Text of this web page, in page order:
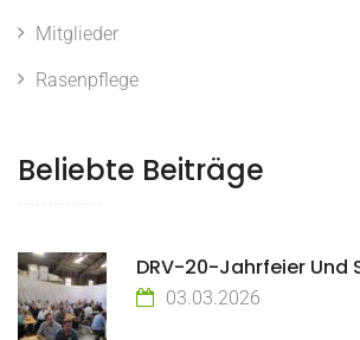
Mitglieder
Rasenpflege
Beliebte Beiträge
DRV-20-Jahrfeier Und
03.03.2026